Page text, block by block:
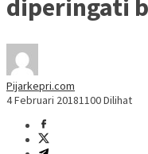
diperingati
Pijarkepri.com
4 Februari 20181100 Dilihat